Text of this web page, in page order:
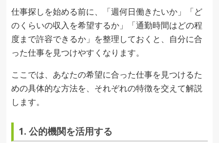
仕事探しを始める前に、「週何日働きたいか」「ど
のくらいの収入を希望するか」「通勤時間はどの程
度まで許容できるか」を整理しておくと、自分に合
った仕事を見つけやすくなります。
ここでは、あなたの希望に合った仕事を見つけるた
めの具体的な方法を、それぞれの特徴を交えて解説
します。
1. 公的機関を活用する